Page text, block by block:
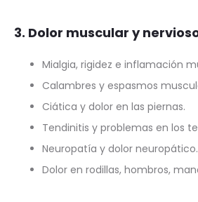
3. Dolor muscular y
Mialgia, rigidez e inflamación
Calambres y espasmos
Ciática y dolor en las piernas.
Tendinitis y problemas en los
Neuropatía y dolor neuropático.
Dolor en rodillas, hombros,